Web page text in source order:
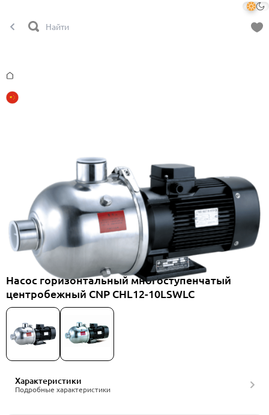
Насос горизонтальный многоступенчатый
центробежный CNP CHL12-10LSWLC
Характеристики
Подробные характеристики